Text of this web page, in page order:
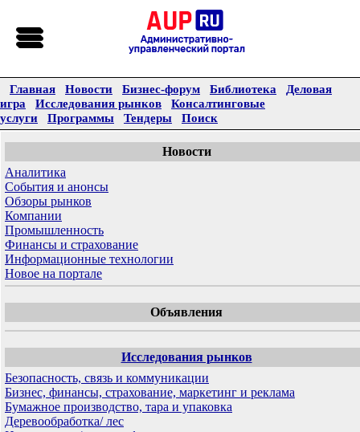
Главная Новости Бизнес-форум Библиотека
Деловая
игра
Исследования рынков
Консалтинговые
услуги
Программы Тендеры Поиск
Новости
Аналитика
События и анонсы
Обзоры рынков
Компании
Промышленность
Финансы и страхование
Информационные технологии
Новое на портале
Объявления
Исследования рынков
Безопасность, связь и коммуникации
Бизнес, финансы, страхование, маркетинг и реклама
Бумажное производство, тара и упаковка
Деревообработка/ лес